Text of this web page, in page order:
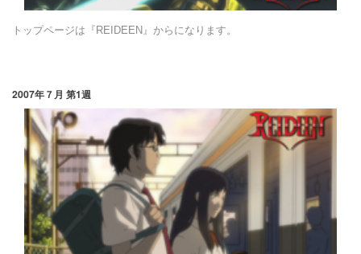
トップページは『REIDEEN』からになります。
2007年７月 第1週